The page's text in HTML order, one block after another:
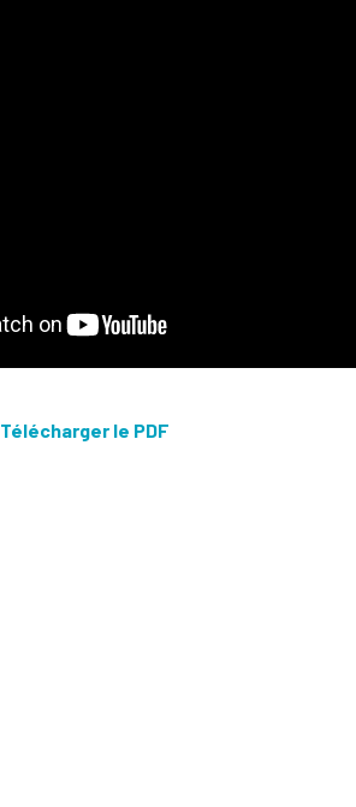
Télécharger le PDF